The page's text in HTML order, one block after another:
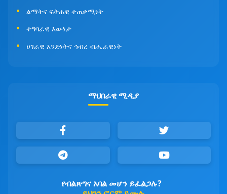
ልማትና ፍትሐዊ ተጠቃሚነት
ተግባራዊ እውነታ
ሀገራዊ አንድነትና ኅብረ ብሔራዊነት
ማህበራዊ ሚዲያ
የብልጽግና አባል መሆን ይፈልጋሉ?